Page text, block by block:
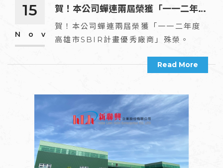
15
Nov
賀！本公司蟬連兩屆榮獲「一一二年度
高雄市SBIR計畫優秀廠商」殊榮。
賀！本公司蟬連兩屆榮獲「一一二年度
高雄市SBIR計畫優秀廠商」殊榮。
Read More